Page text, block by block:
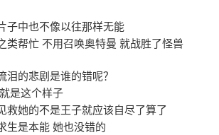
子中也不像以往那样无能
类帮忙 不用召唤奥特曼 就战胜了怪兽
泪的悲剧是谁的错呢？
是这个样子
救她的不是王子就应该自尽了算了
生是本能 她也没错的